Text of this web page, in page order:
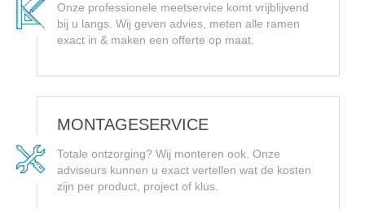
Onze professionele meetservice komt vrijblijvend
bij u langs. Wij geven advies, meten alle ramen
exact in & maken een offerte op maat.
MONTAGESERVICE
Totale ontzorging? Wij monteren ook. Onze
adviseurs kunnen u exact vertellen wat de kosten
zijn per product, project of klus.